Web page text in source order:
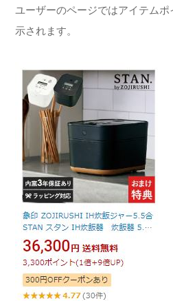
ユーザーのページではアイテム
示されます。